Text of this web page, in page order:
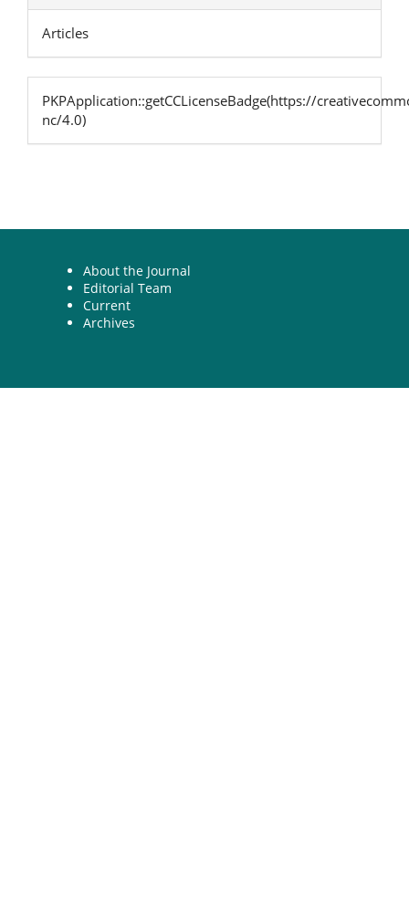
Articles
PKPApplication::getCCLicenseBadge(https://
nc/4.0)
About the Journal
Editorial Team
Current
Archives